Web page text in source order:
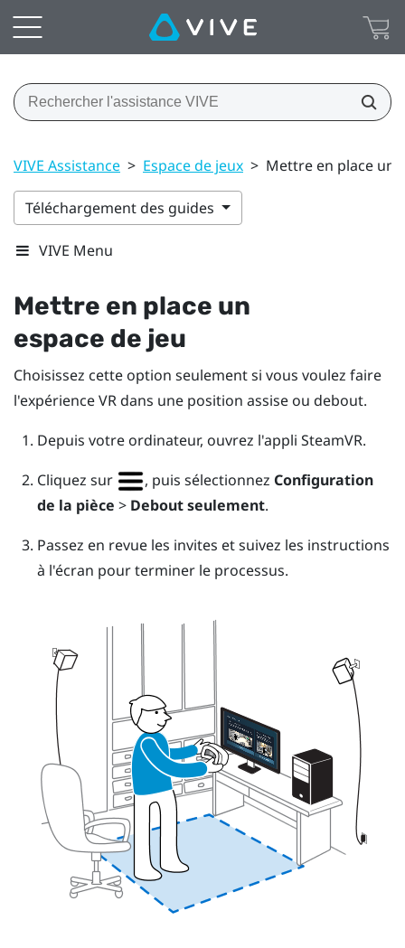
VIVE Assistance > Espace de jeux > Mettre en place un
Téléchargement des guides
VIVE Menu
Mettre en place un
espace de jeu
Choisissez cette option seulement si vous voulez faire
l'expérience VR dans une position assise ou debout.
Depuis votre ordinateur, ouvrez l'appli SteamVR.
Cliquez sur
, puis sélectionnez Configuration
de la pièce > Debout seulement.
Passez en revue les invites et suivez les instructions
à l'écran pour terminer le processus.